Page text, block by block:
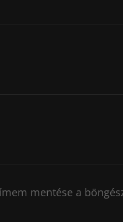
mentése a